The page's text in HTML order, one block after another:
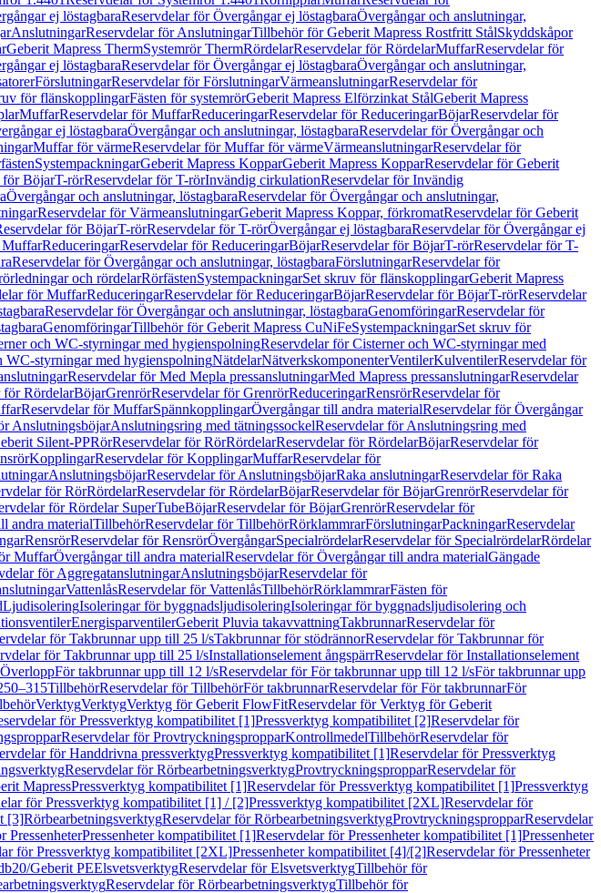
ej löstagbaraReservdelar för Övergångar ej löstagbaraÖvergångar och anslutningar,
AnslutningarReservdelar för AnslutningarTillbehör för Geberit Mapress Rostfritt StålSkyddskåpor
Geberit Mapress ThermSystemrör ThermRördelarReservdelar för RördelarMuffarReservdelar för
ej löstagbaraReservdelar för Övergångar ej löstagbaraÖvergångar och anslutningar,
FörslutningarReservdelar för FörslutningarVärmeanslutningarReservdelar för
för flänskopplingarFästen för systemrörGeberit Mapress Elförzinkat StålGeberit Mapress
MuffarReservdelar för MuffarReduceringarReservdelar för ReduceringarBöjarReservdelar för
ej löstagbaraÖvergångar och anslutningar, löstagbaraReservdelar för Övergångar och
Muffar för värmeReservdelar för Muffar för värmeVärmeanslutningarReservdelar för
SystempackningarGeberit Mapress KopparGeberit Mapress KopparReservdelar för Geberit
för BöjarT-rörReservdelar för T-rörInvändig cirkulationReservdelar för Invändig
Övergångar och anslutningar, löstagbaraReservdelar för Övergångar och anslutningar,
Reservdelar för VärmeanslutningarGeberit Mapress Koppar, förkromatReservdelar för Geberit
för BöjarT-rörReservdelar för T-rörÖvergångar ej löstagbaraReservdelar för Övergångar ej
MuffarReduceringarReservdelar för ReduceringarBöjarReservdelar för BöjarT-rörReservdelar för T-
Reservdelar för Övergångar och anslutningar, löstagbaraFörslutningarReservdelar för
och rördelarRörfästenSystempackningarSet skruv för flänskopplingarGeberit Mapress
för MuffarReduceringarReservdelar för ReduceringarBöjarReservdelar för BöjarT-rörReservdelar
Reservdelar för Övergångar och anslutningar, löstagbaraGenomföringarReservdelar för
GenomföringarTillbehör för Geberit Mapress CuNiFeSystempackningarSet skruv för
och WC-styrningar med hygienspolningReservdelar för Cisterner och WC-styrningar med
WC-styrningar med hygienspolningNätdelarNätverkskomponenterVentilerKulventilerReservdelar för
Reservdelar för Med Mepla pressanslutningarMed Mapress pressanslutningarReservdelar
för RördelarBöjarGrenrörReservdelar för GrenrörReduceringarRensrörReservdelar för
Reservdelar för MuffarSpännkopplingarÖvergångar till andra materialReservdelar för Övergångar
AnslutningsböjarAnslutningsring med tätningssockelReservdelar för Anslutningsring med
Silent-PPRörReservdelar för RörRördelarReservdelar för RördelarBöjarReservdelar för
KopplingarReservdelar för KopplingarMuffarReservdelar för
AnslutningsböjarReservdelar för AnslutningsböjarRaka anslutningarReservdelar för Raka
för RörRördelarReservdelar för RördelarBöjarReservdelar för BöjarGrenrörReservdelar för
för Rördelar SuperTubeBöjarReservdelar för BöjarGrenrörReservdelar för
andra materialTillbehörReservdelar för TillbehörRörklammrarFörslutningarPackningarReservdelar
RensrörReservdelar för RensrörÖvergångarSpecialrördelarReservdelar för SpecialrördelarRördelar
MuffarÖvergångar till andra materialReservdelar för Övergångar till andra materialGängade
för AggregatanslutningarAnslutningsböjarReservdelar för
VattenlåsReservdelar för VattenlåsTillbehörRörklammrarFästen för
LjudisoleringIsoleringar för byggnadsljudisoleringIsoleringar för byggnadsljudisolering och
EnergisparventilerGeberit Pluvia takavvattningTakbrunnarReservdelar för
för Takbrunnar upp till 25 l/sTakbrunnar för stödrännorReservdelar för Takbrunnar för
för Takbrunnar upp till 25 l/sInstallationselement ångspärrReservdelar för Installationselement
För takbrunnar upp till 12 l/sReservdelar för För takbrunnar upp till 12 l/sFör takbrunnar upp
TillbehörReservdelar för TillbehörFör takbrunnarReservdelar för För takbrunnarFör
VerktygVerktygVerktyg för Geberit FlowFitReservdelar för Verktyg för Geberit
för Pressverktyg kompatibilitet [1]Pressverktyg kompatibilitet [2]Reservdelar för
Reservdelar för ProvtryckningspropparKontrollmedelTillbehörReservdelar för
för Handdrivna pressverktygPressverktyg kompatibilitet [1]Reservdelar för Pressverktyg
Reservdelar för RörbearbetningsverktygProvtryckningspropparReservdelar för
MapressPressverktyg kompatibilitet [1]Reservdelar för Pressverktyg kompatibilitet [1]Pressverktyg
för Pressverktyg kompatibilitet [1] / [2]Pressverktyg kompatibilitet [2XL]Reservdelar för
[3]RörbearbetningsverktygReservdelar för RörbearbetningsverktygProvtryckningspropparReservdelar
PressenheterPressenheter kompatibilitet [1]Reservdelar för Pressenheter kompatibilitet [1]Pressenheter
för Pressverktyg kompatibilitet [2XL]Pressenheter kompatibilitet [4]/[2]Reservdelar för Pressenheter
Geberit PEElsvetsverktygReservdelar för ElsvetsverktygTillbehör för
Reservdelar för RörbearbetningsverktygTillbehör för